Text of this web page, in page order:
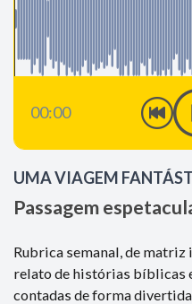
00:00
UMA VIAGEM
Passagem
Rubrica semanal, de
relato de histórias bíblicas
contadas de forma